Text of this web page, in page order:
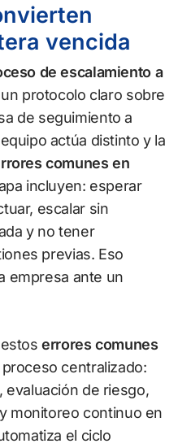
vencida
de escalamiento a
protocolo claro sobre
de seguimiento a
actúa distinto y la
comunes en
incluyen: esperar
escalar sin
y no tener
previas. Eso
empresa ante un
estoserrores comunes
centralizado:
evaluación de riesgo,
monitoreo continuo en
el ciclo